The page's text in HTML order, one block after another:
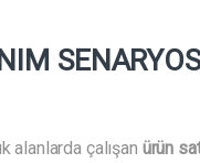
alanlarda çalışan ürün